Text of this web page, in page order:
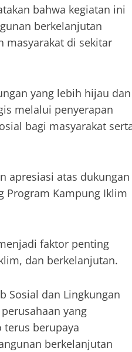
bahwa kegiatan ini
berkelanjutan
masyarakat di sekitar
yang lebih hijau dan
melalui penyerapan
bagi masyarakat
apresiasi atas dukungan
Program Kampung Iklim
faktor penting
dan berkelanjutan.
Sosial dan Lingkungan
yang
berupaya
berkelanjutan